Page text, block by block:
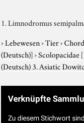
1. Limnodromus
›Lebewesen›Tier›
(Deutsch)]›Scolopacidae
(Deutsch) 3. Asiatic
Verknüpfte
Zu diesem Stichwort